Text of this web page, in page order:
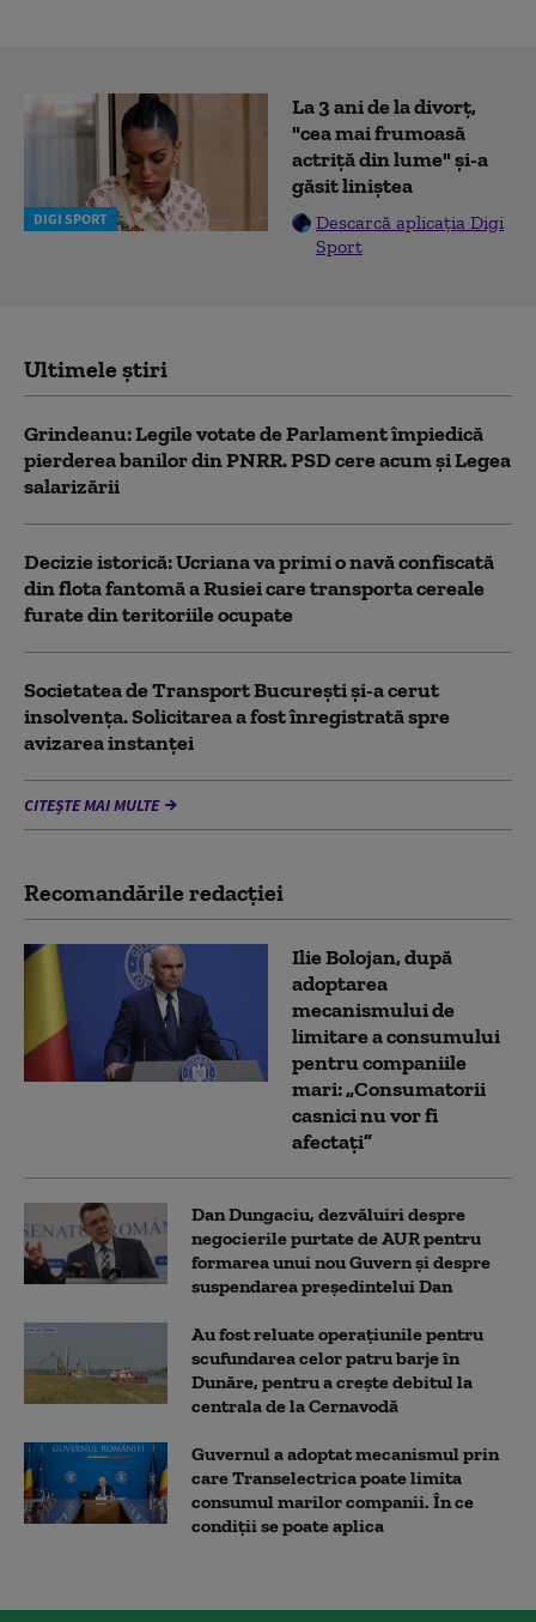
DIGI SPORT
La 3 ani de la divorț,
"cea mai frumoasă
actriță din lume" și-a
găsit liniștea
Descarcă aplicația Digi
Sport
Ultimele știri
Grindeanu: Legile votate de Parlament împiedică
pierderea banilor din PNRR. PSD cere acum și Legea
salarizării
Decizie istorică: Ucriana va primi o navă confiscată
din flota fantomă a Rusiei care transporta cereale
furate din teritoriile ocupate
Societatea de Transport București și-a cerut
insolvența. Solicitarea a fost înregistrată spre
avizarea instanței
CITEȘTE MAI MULTE
Recomandările redacţiei
Ilie Bolojan, după
adoptarea
mecanismului de
limitare a consumului
pentru companiile
mari: „Consumatorii
casnici nu vor fi
afectați”
Dan Dungaciu, dezvăluiri despre
negocierile purtate de AUR pentru
formarea unui nou Guvern și despre
suspendarea președintelui Dan
Au fost reluate operațiunile pentru
scufundarea celor patru barje în
Dunăre, pentru a crește debitul la
centrala de la Cernavodă
Guvernul a adoptat mecanismul prin
care Transelectrica poate limita
consumul marilor companii. În ce
condiții se poate aplica